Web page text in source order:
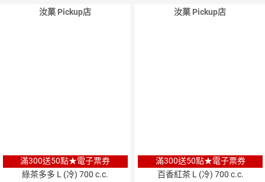
汝菓 Pickup店
滿300送50點★電子票券
綠茶多多 L (冷) 700 c.c.
汝菓 Pickup店
滿300送50點★電子票券
百香紅茶 L (冷) 700 c.c.